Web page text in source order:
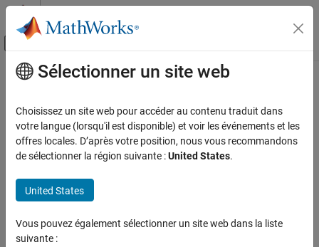
Passer au contenu
Activer/désactiver l'affichage du menu
Accueil de la documentation
Contenu principal
How useful was this information?
Sélectionner un site web
Choisissez un site web pour accéder au contenu traduit dans
votre langue (lorsqu'il est disponible) et voir les événements et les
offres locales. D’après votre position, nous vous recommandons
de sélectionner la région suivante :United States.
United States
Vous pouvez également sélectionner un site web dans la liste
suivante :